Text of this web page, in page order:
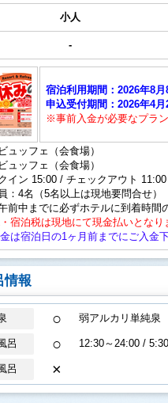
小人
-
宿泊利用期間：2026年8月
申込受付期間：2026年4月
※事前入金が必要なプラ
ュッフェ（会食場）
ュッフェ（会食場）
イン 15:00 / チェックアウト 11:00
：4名（5名以上は現地要問合せ）
前中までに必ずホテルに到着時間
宿泊税は現地にて現金払いとなり
は宿泊日の1ヶ月前までにご入金
情報
○ 弱アルカリ単純泉
呂 ○ 12:30～24:00 /
呂 ×